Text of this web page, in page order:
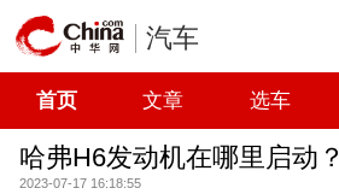
汽车
首页 文章 选车
哈弗H6发动机在哪里启动？
2023-07-17 16:18:55